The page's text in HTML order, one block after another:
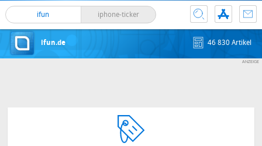
ifun iphone-ticker
ifun.de 46 830 Artikel